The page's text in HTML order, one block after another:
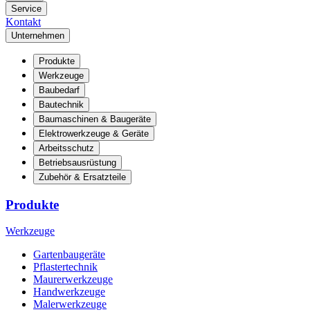
Service
Kontakt
Unternehmen
Produkte
Werkzeuge
Baubedarf
Bautechnik
Baumaschinen & Baugeräte
Elektrowerkzeuge & Geräte
Arbeitsschutz
Betriebsausrüstung
Zubehör & Ersatzteile
Produkte
Werkzeuge
Gartenbaugeräte
Pflastertechnik
Maurerwerkzeuge
Handwerkzeuge
Malerwerkzeuge